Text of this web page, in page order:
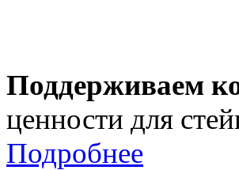
Поддерживаем
ценности для
Подробнее